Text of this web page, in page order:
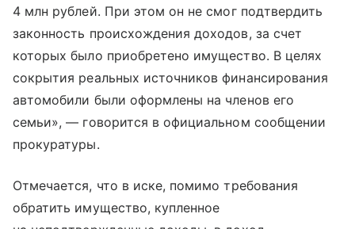
4 млн рублей. При этом он не смог подтвердить
законность происхождения доходов, за счет
которых было приобретено имущество. В целях
сокрытия реальных источников финансирования
автомобили были оформлены на членов его
семьи», — говорится в официальном сообщении
прокуратуры.
Отмечается, что в иске, помимо требования
обратить имущество, купленное